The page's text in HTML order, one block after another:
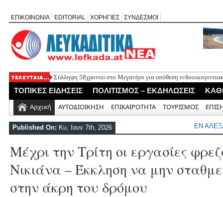
ΕΠΙΚΟΙΝΩΝΙΑ EDITORIAL ΧΟΡΗΓΙΕΣ ΣΥΝΔΕΣΜΟΙ
Σύλληψη 58χρονου στο Μεγανήσι για υπόθεση
Δύο συλλήψεις για κατοχή κάνναβης στη Λευκάδα στο πλαίσιο
Mέχρι τον Άγιο Νικόλαο Βόνιτσας έφτανε σήμερα το
Αφιέρωμα στον Ηλία Λογοθέτη απόψε στο Κηποθέατρο
Γράμμο
ΤΟΠΙΚΕΣ ΕΙΔΗΣΕΙΣ ΠΟΛΙΤΙΣΜΟΣ – ΕΚΔΗΛΩΣΕΙΣ
Αρχική ΑΥΤΟΔΙΟΙΚΗΣΗ ΕΠΙΚΑΙΡΟΤΗΤΑ ΤΟΥΡΙΣΜΟΣ
Published On: Κυ, Ιουν 7th, 2026 ΕΝ
Μέχρι την Τρίτη οι εργασίες
Νικιάνα – Έκκληση να μην
στην άκρη του δρόμου